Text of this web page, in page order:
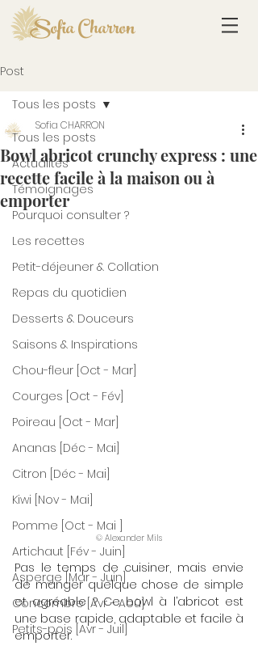
Sofia Charron
Post
Tous les posts
Actualités
Témoignages
Pourquoi consulter ?
Les recettes
Petit-déjeuner & Collation
Repas du quotidien
Desserts & Douceurs
Saisons & Inspirations
Chou-fleur [Oct - Mar]
Courges [Oct - Fév]
Poireau [Oct - Mar]
Ananas [Déc - Mai]
Citron [Déc - Mai]
Kiwi [Nov - Mai]
Pomme [Oct - Mai ]
Artichaut [Fév - Juin]
Asperge [Mar - Juin]
Concombre [Avr - Aoû]
Petits-pois [Avr - Juil]
Tous les posts
Bowl abricot crunchy express : une
recette facile à la maison ou à
emporter
Sofia CHARRON
© Alexander Mils
Pas le temps de cuisiner, mais envie
de manger quelque chose de simple
et agréable ? Ce bowl à l’abricot est
une base rapide, adaptable et facile à
emporter.